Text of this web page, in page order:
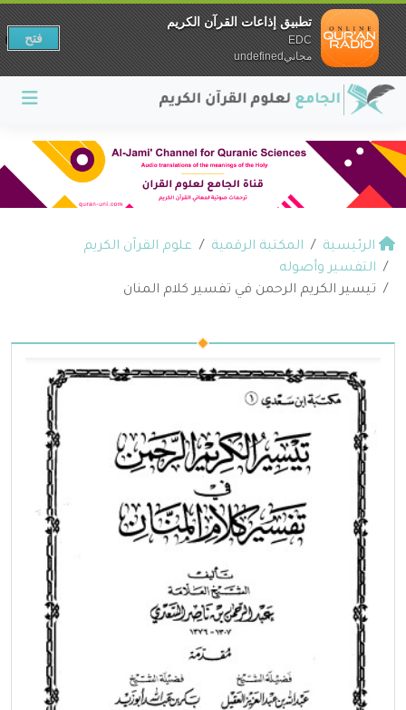
الرئيسية المكتبة الرقمية
علوم القرآن الكريم
التفسير وأصوله
تيسير الكريم الرحمن في تفسير كلام المنان
تطبيق إذاعات القرآن الكريم
EDC
مجانيundefined
فتح